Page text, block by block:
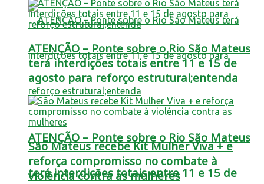
ATENÇÃO – Ponte sobre o Rio São Mateus
terá interdições totais entre 11 e 15 de
ATENÇÃO – Ponte sobre o Rio São Mateus
terá interdições totais entre 11 e 15 de
agosto para reforço estrutural;entenda
São Mateus recebe Kit Mulher Viva + e
reforça compromisso no combate à
violência contra as mulheres